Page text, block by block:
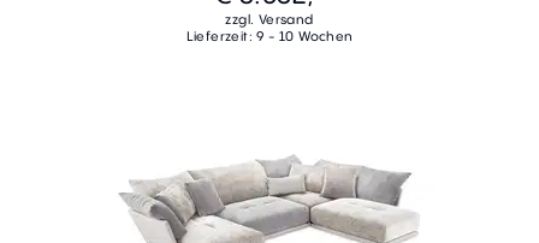
zzgl. Versand
Lieferzeit: 9 - 10 Wochen